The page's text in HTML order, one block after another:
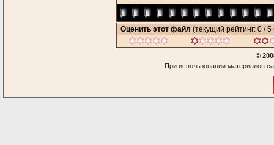
Оценить этот файл (текущий рейтинг: 0 / 5
©
При использовании материалов